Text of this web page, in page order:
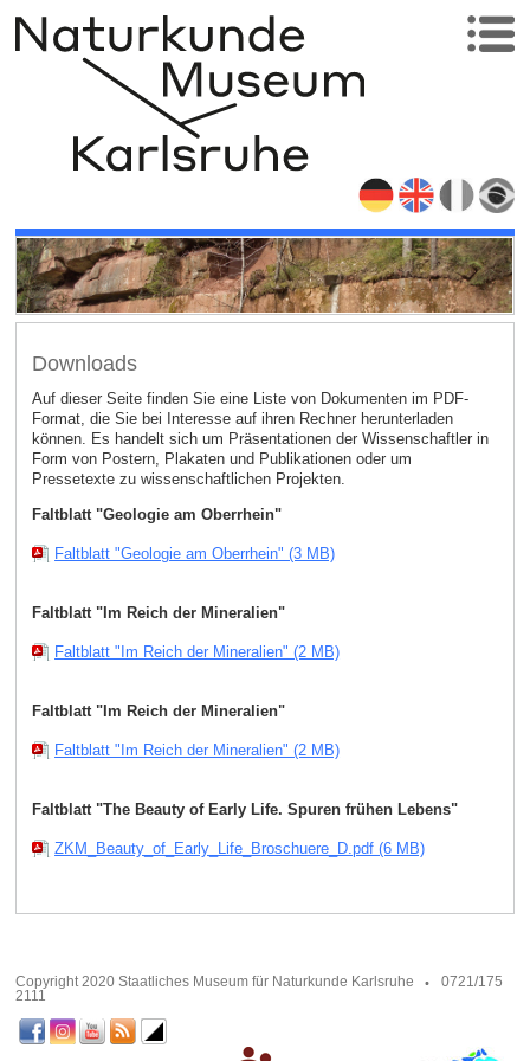
Downloads
Auf dieser Seite finden Sie eine Liste von Dokumenten im PDF-
Format, die Sie bei Interesse auf ihren Rechner herunterladen
können. Es handelt sich um Präsentationen der Wissenschaftler in
Form von Postern, Plakaten und Publikationen oder um
Pressetexte zu wissenschaftlichen Projekten.
Faltblatt "Geologie am Oberrhein"
Faltblatt "Geologie am Oberrhein" (3 MB)
Faltblatt "Im Reich der Mineralien"
Faltblatt "Im Reich der Mineralien" (2 MB)
Faltblatt "Im Reich der Mineralien"
Faltblatt "Im Reich der Mineralien" (2 MB)
Faltblatt "The Beauty of Early Life. Spuren frühen Lebens"
ZKM_Beauty_of_Early_Life_Broschuere_D.pdf (6 MB)
Copyright 2020 Staatliches Museum für Naturkunde Karlsruhe
0721/175
2111